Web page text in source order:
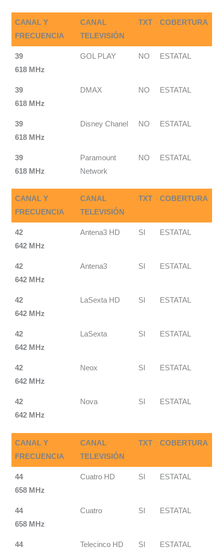
CANAL Y
FRECUENCIA
CANAL
TELEVISIÓN
TXT COBERTURA
39
618 MHz
GOL PLAY NO ESTATAL
39
618 MHz
DMAX NO ESTATAL
39
618 MHz
Disney Chanel NO ESTATAL
39
618 MHz
Paramount
Network
NO ESTATAL
CANAL Y
FRECUENCIA
CANAL
TELEVISIÓN
TXT COBERTURA
42
642 MHz
Antena3 HD SI ESTATAL
42
642 MHz
Antena3 SI ESTATAL
42
642 MHz
LaSexta HD SI ESTATAL
42
642 MHz
LaSexta SI ESTATAL
42
642 MHz
Neox SI ESTATAL
42
642 MHz
Nova SI ESTATAL
CANAL Y
FRECUENCIA
CANAL
TELEVISIÓN
TXT COBERTURA
44
658 MHz
Cuatro HD SI ESTATAL
44
658 MHz
Cuatro SI ESTATAL
44
Telecinco HD SI ESTATAL